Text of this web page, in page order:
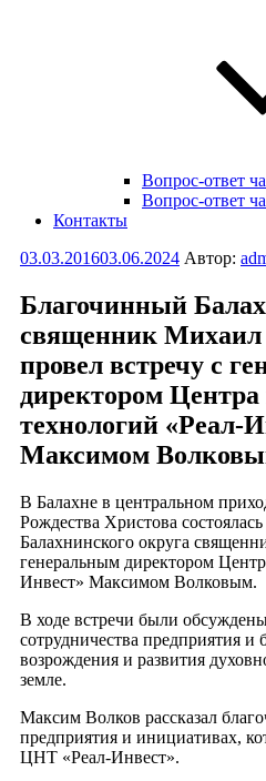
Вопрос-ответ
Вопрос-ответ
Контакты
Опубликовано
03.03.201603.06.2024 Автор:
Благочинный
священник
провел встречу с
директором
технологий «Реал-
Максимом
В Балахне в центральном
Рождества Христова
Балахнинского округа
генеральным директором
Инвест» Максимом Волковым.
В ходе встречи были
сотрудничества предприятия и
возрождения и развития
земле.
Максим Волков рассказал
предприятия и инициативах,
ЦНТ «Реал-Инвест».